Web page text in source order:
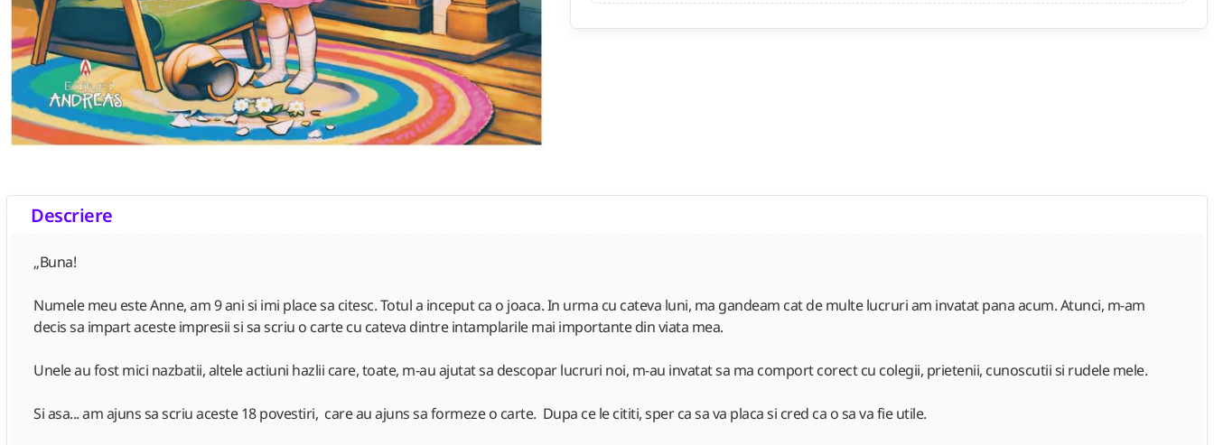
Descriere
„Buna!
Numele meu este Anne, am 9 ani si imi place sa citesc. Totul a inceput ca o joaca. In urma cu cateva luni, ma gandeam cat de multe lucruri am invatat pana acum. Atunci, m-am
decis sa impart aceste impresii si sa scriu o carte cu cateva dintre intamplarile mai importante din viata mea.
Unele au fost mici nazbatii, altele actiuni hazlii care, toate, m-au ajutat sa descopar lucruri noi, m-au invatat sa ma comport corect cu colegii, prietenii, cunoscutii si rudele mele.
Si asa... am ajuns sa scriu aceste 18 povestiri, care au ajuns sa formeze o carte. Dupa ce le cititi, sper ca sa va placa si cred ca o sa va fie utile.